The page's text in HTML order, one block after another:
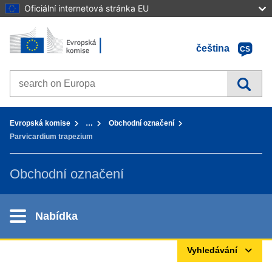
Oficiální internetová stránka EU
Přejít k obsahu
Home - Evropská komise
čeština
CS
Search on Europa websites
Evropská komise …
Obchodní označení
Parvicardium trapezium
Obchodní označení
Nabídka
Vyhledávání